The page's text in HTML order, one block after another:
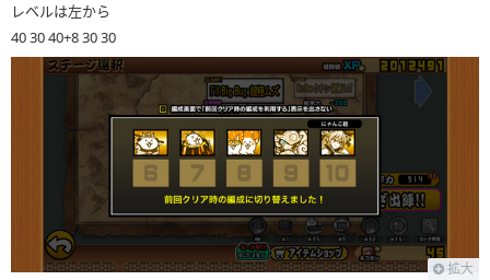
レベルは左から
40 30 40+8 30 30
拡大